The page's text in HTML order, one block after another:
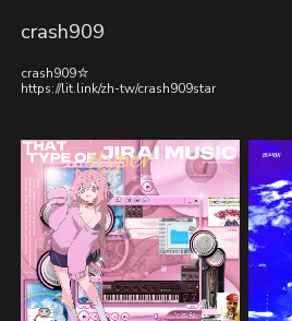
crash909
crash909☆
https://lit.link/zh-tw/crash909star